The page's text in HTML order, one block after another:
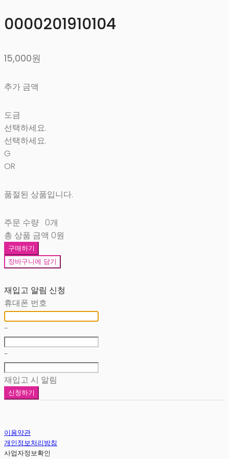
0000201910104
15,000원
추가 금액
도금
선택하세요.
선택하세요.
G
OR
품절된 상품입니다.
주문 수량 0개
총 상품 금액 0원
구매하기
장바구니에 담기
재입고 알림 신청
휴대폰 번호
-
-
재입고 시 알림
신청하기
이용약관
개인정보처리방침
사업자정보확인